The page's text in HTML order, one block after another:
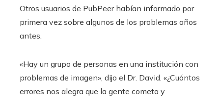
Otros usuarios de PubPeer habían informado por
primera vez sobre algunos de los problemas años
antes.
«Hay un grupo de personas en una institución con
problemas de imagen», dijo el Dr. David. «¿Cuántos
errores nos alegra que la gente cometa y